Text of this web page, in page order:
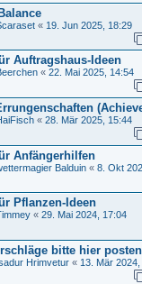
« 19. Jun 2025, 18:29
Auftragshaus-Ideen
« 22. Mai 2025, 14:54
« 28. Mär 2025, 15:44
Anfängerhilfen
Balduin « 8. Okt
Pflanzen-Ideen
« 29. Mai 2024, 17:04
bitte hier posten
Hrimvetur « 13. Mär